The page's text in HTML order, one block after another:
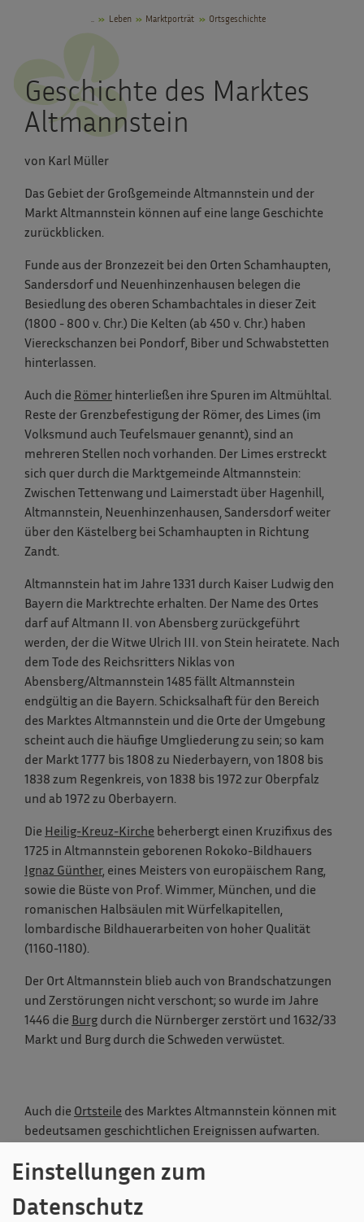
Leben Marktporträt Ortsgeschichte
Geschichte des Marktes
Altmannstein
von Karl Müller
Das Gebiet der Großgemeinde Altmannstein und der
Markt Altmannstein können auf eine lange Geschichte
zurückblicken.
Funde aus der Bronzezeit bei den Orten Schamhaupten,
Sandersdorf und Neuenhinzenhausen belegen die
Besiedlung des oberen Schambachtales in dieser Zeit
(1800 - 800 v. Chr.) Die Kelten (ab 450 v. Chr.) haben
Viereckschanzen bei Pondorf, Biber und Schwabstetten
hinterlassen.
Auch die Römer hinterließen ihre Spuren im Altmühltal.
Reste der Grenzbefestigung der Römer, des Limes (im
Volksmund auch Teufelsmauer genannt), sind an
mehreren Stellen noch vorhanden. Der Limes erstreckt
sich quer durch die Marktgemeinde Altmannstein:
Zwischen Tettenwang und Laimerstadt über Hagenhill,
Altmannstein, Neuenhinzenhausen, Sandersdorf weiter
über den Kästelberg bei Schamhaupten in Richtung
Zandt.
Altmannstein hat im Jahre 1331 durch Kaiser Ludwig den
Bayern die Marktrechte erhalten. Der Name des Ortes
darf auf Altmann II. von Abensberg zurückgeführt
werden, der die Witwe Ulrich III. von Stein heiratete. Nach
dem Tode des Reichsritters Niklas von
Abensberg/Altmannstein 1485 fällt Altmannstein
endgültig an die Bayern. Schicksalhaft für den Bereich
des Marktes Altmannstein und die Orte der Umgebung
scheint auch die häufige Umgliederung zu sein; so kam
der Markt 1777 bis 1808 zu Niederbayern, von 1808 bis
1838 zum Regenkreis, von 1838 bis 1972 zur Oberpfalz
und ab 1972 zu Oberbayern.
Die Heilig-Kreuz-Kirche beherbergt einen Kruzifixus des
1725 in Altmannstein geborenen Rokoko-Bildhauers
Ignaz Günther, eines Meisters von europäischem Rang,
sowie die Büste von Prof. Wimmer, München, und die
romanischen Halbsäulen mit Würfelkapitellen,
lombardische Bildhauerarbeiten von hoher Qualität
(1160-1180).
Der Ort Altmannstein blieb auch von Brandschatzungen
und Zerstörungen nicht verschont; so wurde im Jahre
1446 die Burg durch die Nürnberger zerstört und 1632/33
Markt und Burg durch die Schweden verwüstet.
Auch die Ortsteile des Marktes Altmannstein können mit
bedeutsamen geschichtlichen Ereignissen aufwarten.
Gertrud für den regulierten Chorherren des hl.
Augustinus in Schamhaupten ein Kloster gestiftet. Zum
Seelsorgegebiet der korporierten Pfarrei Schamhaupten
Einstellungen zum
Datenschutz